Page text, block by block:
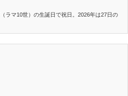
ラマ10世）の生誕日で祝日。2026年は27日の